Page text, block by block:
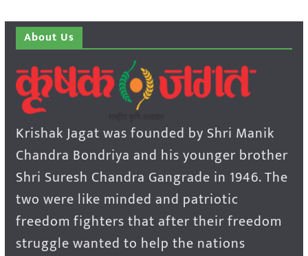
About Us
Krishak Jagat was founded by Shri Manik
Chandra Bondriya and his younger brother
Shri Suresh Chandra Gangrade in 1946. The
two were like minded and patriotic
freedom fighters that after their freedom
struggle wanted to help the nations